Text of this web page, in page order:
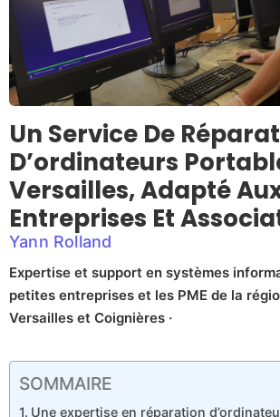
Un Service De
D’ordinateurs
Versailles, Adapté
Entreprises Et
Yann Rolland
Expertise et support en systèmes
petites entreprises et les PME de la
Versailles et Coignières ·
SOMMAIRE
Une expertise en réparation